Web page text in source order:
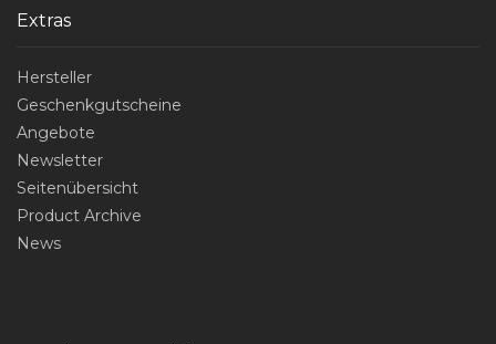
Extras
Hersteller
Geschenkgutscheine
Angebote
Newsletter
Seitenübersicht
Product Archive
News